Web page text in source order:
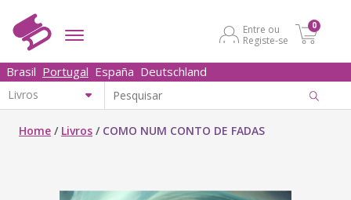
Entre ou
Registe-se
0
Brasil Portugal España Deutschland
Home / Livros / COMO NUM CONTO DE FADAS